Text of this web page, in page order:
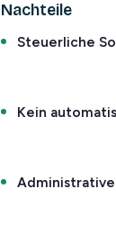
Nachteile
Steuerliche
Kein